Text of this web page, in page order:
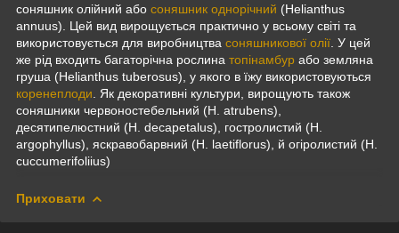
соняшник олійний або соняшник однорічний (Helianthus
annuus). Цей вид вирощується практично у всьому світі та
використовується для виробництва соняшникової олії . У цей
же рід входить багаторічна рослина топінамбур або земляна
груша (Helianthus tuberosus), у якого в їжу використовуються
коренеплоди . Як декоративні культури, вирощують також
соняшники червоностебельний (Н. atrubens),
десятипелюстний (Н. decapetalus), гостролистий (Н.
argophyllus), яскравобарвний (Н. laetiflorus), й огіролистий (Н.
cuccumerifoliius)
Приховати